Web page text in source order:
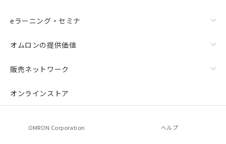
eラーニング・セミナ
オムロンの提供価値
販売ネットワーク
オンラインストア
OMRON Corporation ヘルプ